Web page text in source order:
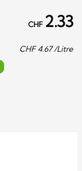
CHF 2.33
CHF4.67/Litre